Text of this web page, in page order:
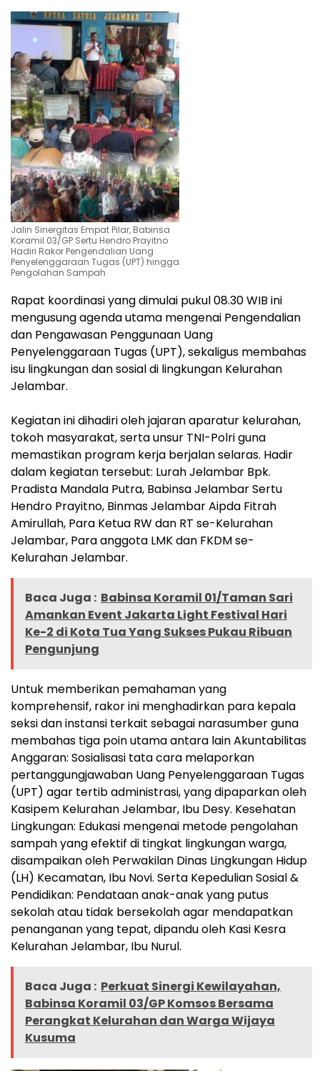
Jalin Sinergitas Empat Pilar, Babinsa
Koramil 03/GP Sertu Hendro Prayitno
Hadiri Rakor Pengendalian Uang
Penyelenggaraan Tugas (UPT) hingga
Pengolahan Sampah
​Rapat koordinasi yang dimulai pukul 08.30 WIB ini
mengusung agenda utama mengenai Pengendalian
dan Pengawasan Penggunaan Uang
Penyelenggaraan Tugas (UPT), sekaligus membahas
isu lingkungan dan sosial di lingkungan Kelurahan
Jelambar.
​Kegiatan ini dihadiri oleh jajaran aparatur kelurahan,
tokoh masyarakat, serta unsur TNI-Polri guna
memastikan program kerja berjalan selaras. Hadir
dalam kegiatan tersebut: ​Lurah Jelambar Bpk.
Pradista Mandala Putra, ​Babinsa Jelambar Sertu
Hendro Prayitno, ​Binmas Jelambar Aipda Fitrah
Amirullah, ​Para Ketua RW dan RT se-Kelurahan
Jelambar, ​Para anggota LMK dan FKDM se-
Kelurahan Jelambar.
Baca Juga : Babinsa Koramil 01/Taman Sari
Amankan Event Jakarta Light Festival Hari
Ke-2 di Kota Tua Yang Sukses Pukau Ribuan
Pengunjung
​Untuk memberikan pemahaman yang
komprehensif, rakor ini menghadirkan para kepala
seksi dan instansi terkait sebagai narasumber guna
membahas tiga poin utama antara lain ​Akuntabilitas
Anggaran: Sosialisasi tata cara melaporkan
pertanggungjawaban Uang Penyelenggaraan Tugas
(UPT) agar tertib administrasi, yang dipaparkan oleh
Kasipem Kelurahan Jelambar, Ibu Desy. ​Kesehatan
Lingkungan: Edukasi mengenai metode pengolahan
sampah yang efektif di tingkat lingkungan warga,
disampaikan oleh Perwakilan Dinas Lingkungan Hidup
(LH) Kecamatan, Ibu Novi. Serta ​Kepedulian Sosial &
Pendidikan: Pendataan anak-anak yang putus
sekolah atau tidak bersekolah agar mendapatkan
penanganan yang tepat, dipandu oleh Kasi Kesra
Kelurahan Jelambar, Ibu Nurul.
Baca Juga : Perkuat Sinergi Kewilayahan,
Babinsa Koramil 03/GP Komsos Bersama
Perangkat Kelurahan dan Warga Wijaya
Kusuma